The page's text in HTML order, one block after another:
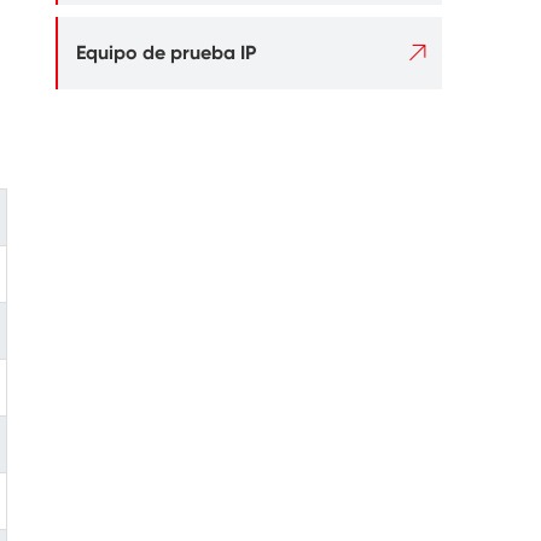
Equipo de prueba IP 